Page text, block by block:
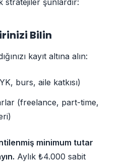
Bilin
kayıt altına alın:
burs, aile katkısı)
(freelance, part-time,
minimum tutar
Aylık ₺4.000 sabit